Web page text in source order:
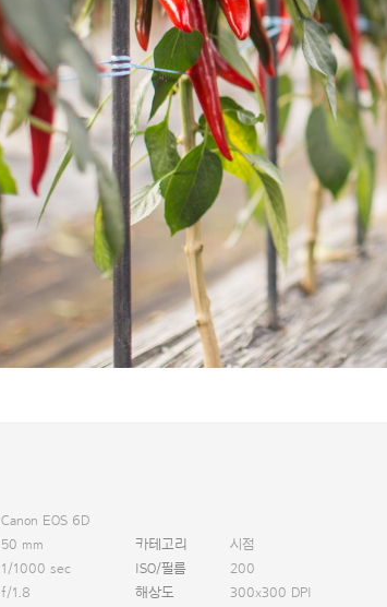
Canon EOS 6D
50 mm 카테고리
시점
1/1000 sec ISO/필름
200
f/1.8 해상도
300x300 DPI